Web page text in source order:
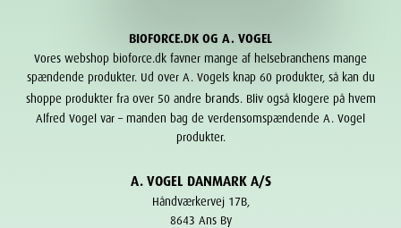
BIOFORCE.DK OG A. VOGEL
Vores webshop bioforce.dk favner mange af helsebranchens mange
spændende produkter. Ud over A. Vogels knap 60 produkter, så kan du
shoppe produkter fra over 50 andre brands. Bliv også klogere på hvem
Alfred Vogel var – manden bag de verdensomspændende A. Vogel
produkter.
A. VOGEL DANMARK A/S
Håndværkervej 17B,
8643 Ans By